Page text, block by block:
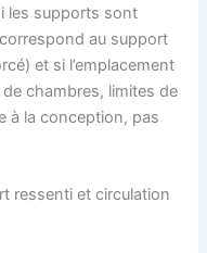
les supports sont
au support
et si l’emplacement
chambres, limites de
à la conception, pas
ressenti et circulation